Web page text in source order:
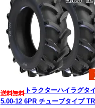
トラクターハイラグタ
5.00-12 6PR チューブタイプ